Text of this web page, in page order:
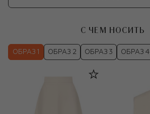
С ЧЕМ НОСИТЬ
ОБРАЗ 1 ОБРАЗ 2 ОБРАЗ 3 ОБРАЗ 4